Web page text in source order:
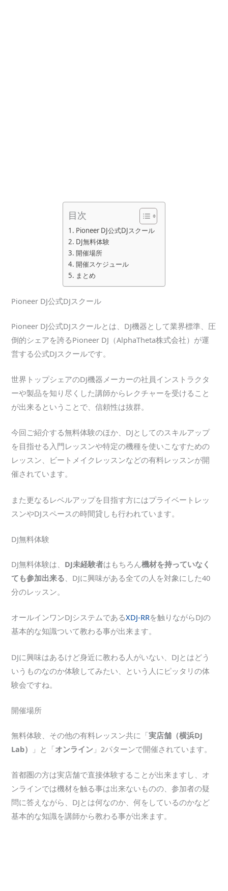
目次
Pioneer DJ公式DJスクール
DJ無料体験
開催場所
開催スケジュール
まとめ
Pioneer DJ公式DJスクール
Pioneer DJ公式DJスクールとは、DJ機器として業界標準、圧
倒的シェアを誇るPioneer DJ（AlphaTheta株式会社）が運
営する公式DJスクールです。
世界トップシェアのDJ機器メーカーの社員インストラクタ
ーや製品を知り尽くした講師からレクチャーを受けること
が出来るということで、信頼性は抜群。
今回ご紹介する無料体験のほか、DJとしてのスキルアップ
を目指せる入門レッスンや特定の機種を使いこなすための
レッスン、ビートメイクレッスンなどの有料レッスンが開
催されています。
また更なるレベルアップを目指す方にはプライベートレッ
スンやDJスペースの時間貸しも行われています。
DJ無料体験
DJ無料体験は、 DJ未経験者はもちろん機材を持っていなく
ても参加出来る 、DJに興味がある全ての人を対象にした40
分のレッスン。
オールインワンDJシステムであるXDJ-RRを触りながらDJの
基本的な知識ついて教わる事が出来ます。
DJに興味はあるけど身近に教わる人がいない、DJとはどう
いうものなのか体験してみたい、という人にピッタリの体
験会ですね。
開催場所
無料体験、その他の有料レッスン共に「実店舗（横浜DJ
Lab）
」と「オンライン 」2パターンで開催されています。
首都圏の方は実店舗で直接体験することが出来ますし、オ
ンラインでは機材を触る事は出来ないものの、参加者の疑
問に答えながら、DJとは何なのか、何をしているのかなど
基本的な知識を講師から教わる事が出来ます。